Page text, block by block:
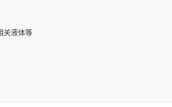
关液体等